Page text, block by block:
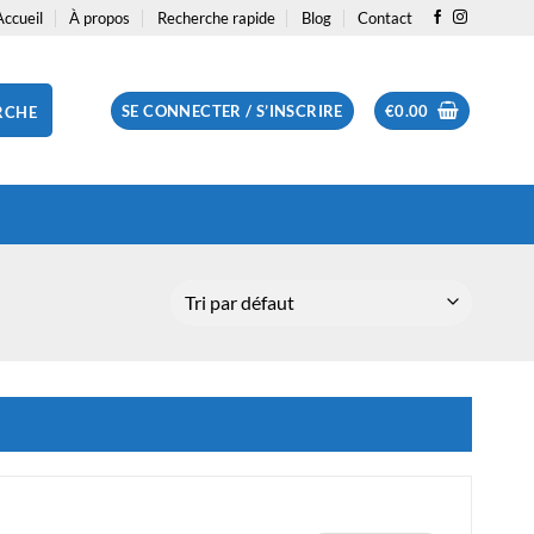
À propos Recherche rapide Blog Contact
SE CONNECTER / S’INSCRIRE €0.00